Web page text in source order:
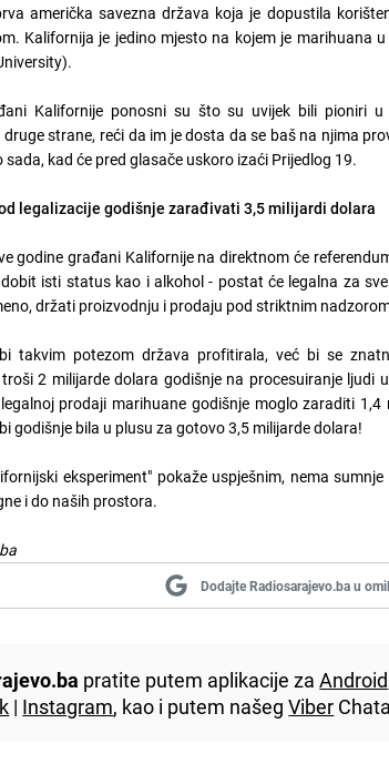
američka savezna država koja je dopustila
Kalifornija je jedino mjesto na kojem je marihuana
Kalifornije ponosni su što su uvijek bili pioniri
druge strane, reći da im je dosta da se baš na njima
sada, kad će pred glasače uskoro izaći Prijedlog 19.
legalizacije godišnje zarađivati 3,5 milijardi dolara
godine građani Kalifornije na direktnom će
isti status kao i alkohol - postat će legalna za
držati proizvodnju i prodaju pod striktnim
takvim potezom država profitirala, već bi se
2 milijarde dolara godišnje na procesuiranje ljudi
prodaji marihuane godišnje moglo zaraditi
godišnje bila u plusu za gotovo 3,5 milijarde dolara!
eksperiment" pokaže uspješnim, nema
i do naših prostora.
Dodajte Radiosarajevo.ba u
pratite putem aplikacije zaAndroid
| Instagram, kao i putem našegViber